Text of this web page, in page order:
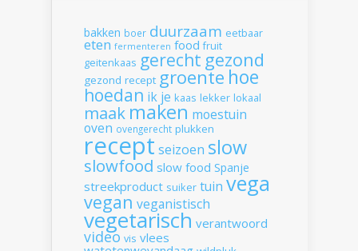
bakken boer duurzaam eetbaar
eten fermenteren food fruit
geitenkaas gerecht gezond
gezond recept groente hoe
hoedan ik je kaas lekker lokaal
maak maken moestuin
oven ovengerecht plukken
recept seizoen slow
slowfood slow food Spanje
streekproduct suiker tuin vega
vegan veganistisch
vegetarisch verantwoord
video vis vlees